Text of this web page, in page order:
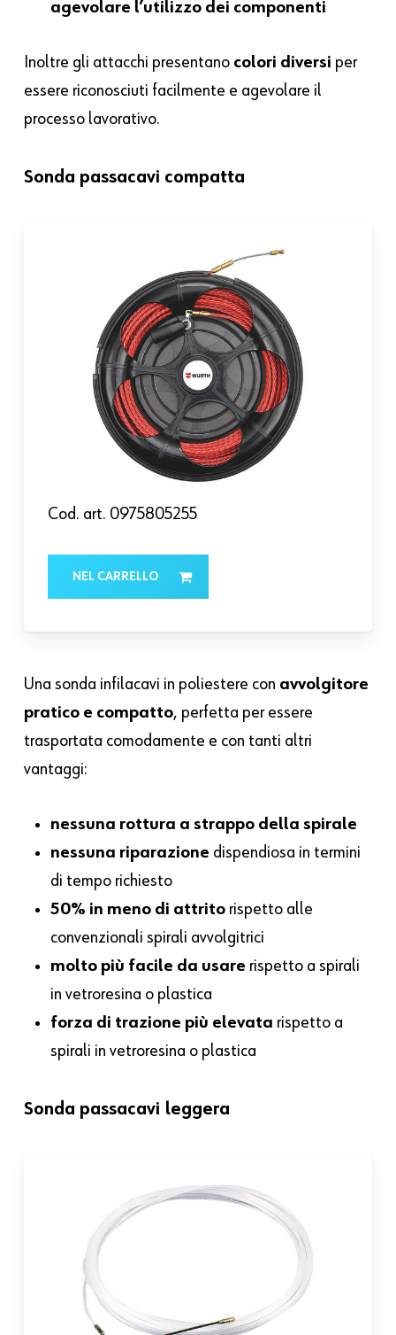
agevolare l’utilizzo dei componenti
Inoltre gli attacchi presentano colori diversi per
essere riconosciuti facilmente e agevolare il
processo lavorativo.
Sonda passacavi compatta
Cod. art. 0975805255
NEL CARRELLO
Una sonda infilacavi in poliestere con avvolgitore
pratico e compatto, perfetta per essere
trasportata comodamente e con tanti altri
vantaggi:
nessuna rottura a strappo della spirale
nessuna riparazione dispendiosa in termini
di tempo richiesto
50% in meno di attritorispetto alle
convenzionali spirali avvolgitrici
molto più facile da usare rispetto a spirali
in vetroresina o plastica
forza di trazione più elevata rispetto a
spirali in vetroresina o plastica
Sonda passacavi leggera